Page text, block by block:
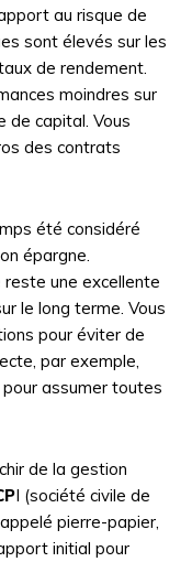
au risque de
sont élevés sur les
de rendement.
moindres sur
de capital. Vous
des contrats
été considéré
épargne.
une excellente
le long terme. Vous
pour éviter de
par exemple,
assumer toutes
de la gestion
I (société civile de
pierre-papier,
initial pour